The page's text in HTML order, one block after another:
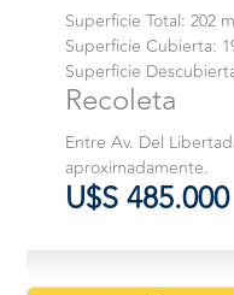
Superficie Total: 202
Superficie Cubierta:
Superficie
Recoleta
Entre Av. Del
aproximadamente.
U$S 485.000